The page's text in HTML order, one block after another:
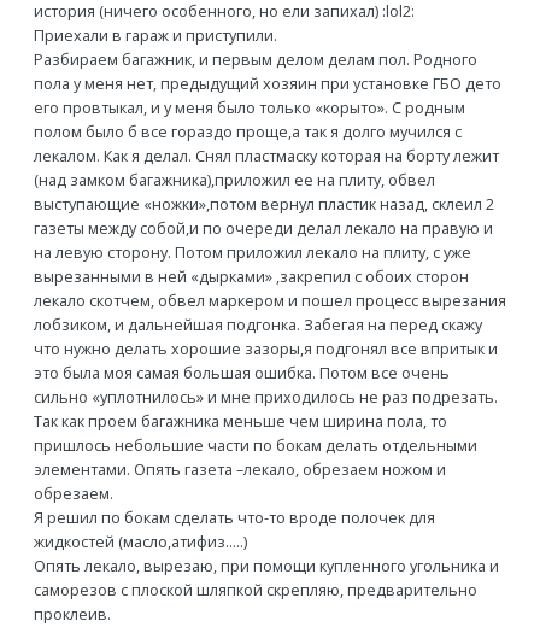
история (ничего особенного, но ели запихал) :lol2:
Приехали в гараж и приступили.
Разбираем багажник, и первым делом делам пол. Родного
пола у меня нет, предыдущий хозяин при установке ГБО дето
его провтыкал, и у меня было только «корыто». С родным
полом было б все гораздо проще,а так я долго мучился с
лекалом. Как я делал. Снял пластмаску которая на борту лежит
(над замком багажника),приложил ее на плиту, обвел
выступающие «ножки»,потом вернул пластик назад, склеил 2
газеты между собой,и по очереди делал лекало на правую и
на левую сторону. Потом приложил лекало на плиту, с уже
вырезанными в ней «дырками» ,закрепил с обоих сторон
лекало скотчем, обвел маркером и пошел процесс вырезания
лобзиком, и дальнейшая подгонка. Забегая на перед скажу
что нужно делать хорошие зазоры,я подгонял все впритык и
это была моя самая большая ошибка. Потом все очень
сильно «уплотнилось» и мне приходилось не раз подрезать.
Так как проем багажника меньше чем ширина пола, то
пришлось небольшие части по бокам делать отдельными
элементами. Опять газета –лекало, обрезаем ножом и
обрезаем.
Я решил по бокам сделать что-то вроде полочек для
жидкостей (масло,атифиз…..)
Опять лекало, вырезаю, при помощи купленного угольника и
саморезов с плоской шляпкой скрепляю, предварительно
проклеив.